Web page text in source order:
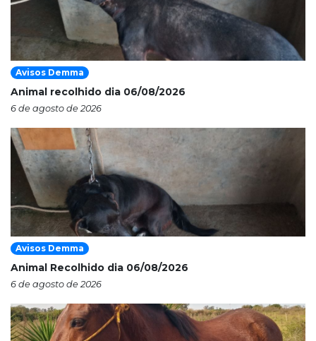
Avisos Demma
Animal recolhido dia 06/08/2026
6 de agosto de 2026
Avisos Demma
Animal Recolhido dia 06/08/2026
6 de agosto de 2026